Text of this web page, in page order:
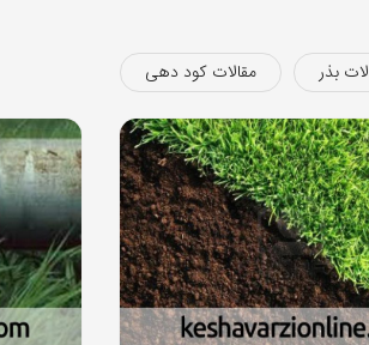
بذر مقالات کود دهی